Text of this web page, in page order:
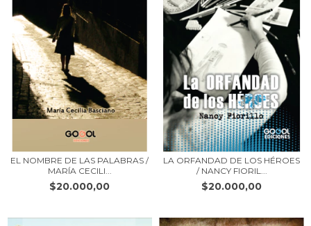
EL NOMBRE DE LAS PALABRAS /
MARÍA CECILI...
$20.000,00
LA ORFANDAD DE LOS HÉROES
/ NANCY FIORIL...
$20.000,00